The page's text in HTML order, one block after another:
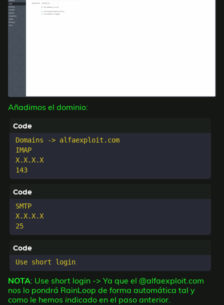
Añadimos el dominio:
Domains -> alfaexploit.com
IMAP
X.X.X.X
SMTP
X.X.X.X
NOTA: Use short login -> Ya que el @alfaexploit.com
nos lo pondrá RainLoop de forma automática tal y
como le hemos indicado en el paso anterior.